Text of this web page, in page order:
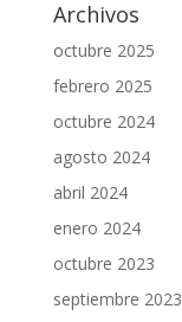
Archivos
octubre 2025
febrero 2025
octubre 2024
agosto 2024
abril 2024
enero 2024
octubre 2023
septiembre 2023